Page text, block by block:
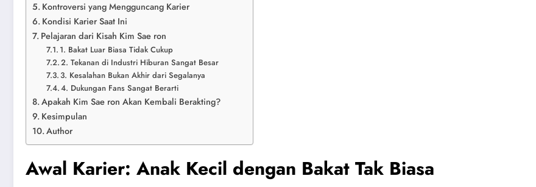
Kontroversi yang Mengguncang Karier
Kondisi Karier Saat Ini
Pelajaran dari Kisah Kim Sae ron
1. Bakat Luar Biasa Tidak Cukup
2. Tekanan di Industri Hiburan Sangat Besar
3. Kesalahan Bukan Akhir dari Segalanya
4. Dukungan Fans Sangat Berarti
Apakah Kim Sae ron Akan Kembali Berakting?
Kesimpulan
Author
Awal Karier: Anak Kecil dengan Bakat Tak Biasa